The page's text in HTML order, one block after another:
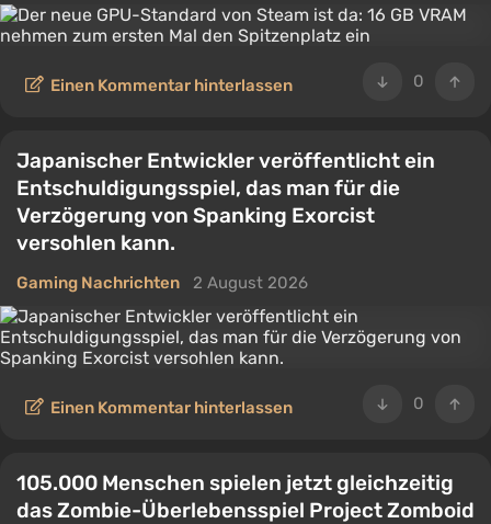
0
Einen Kommentar hinterlassen
Japanischer Entwickler veröffentlicht ein
Entschuldigungsspiel, das man für die
Verzögerung von Spanking Exorcist
versohlen kann.
Gaming Nachrichten 2 August 2026
0
Einen Kommentar hinterlassen
105.000 Menschen spielen jetzt gleichzeitig
das Zombie-Überlebensspiel Project Zomboid